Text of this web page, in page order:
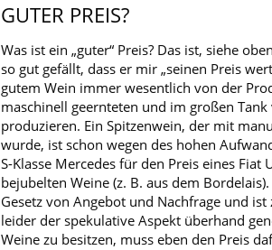
GUTER PREIS?
Was ist ein „guter“ Preis? Das ist, siehe
so gut gefällt, dass er mir „seinen Preis
gutem Wein immer wesentlich von der
maschinell geernteten und im großen
produzieren. Ein Spitzenwein, der mit
wurde, ist schon wegen des hohen
S-Klasse Mercedes für den Preis eines
bejubelten Weine (z. B. aus dem
Gesetz von Angebot und Nachfrage und
leider der spekulative Aspekt überhand
Weine zu besitzen, muss eben den Preis